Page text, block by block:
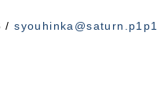
/